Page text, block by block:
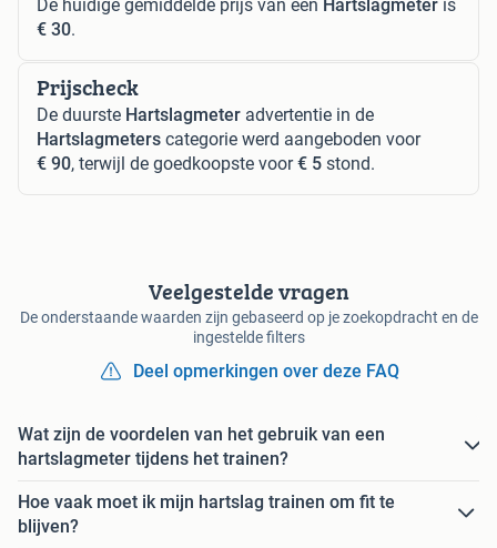
De huidige gemiddelde prijs van een Hartslagmeter is
€ 30.
Prijscheck
De duurste Hartslagmeter advertentie in de
Hartslagmeters categorie werd aangeboden voor
€ 90, terwijl de goedkoopste voor€ 5 stond.
Veelgestelde vragen
De onderstaande waarden zijn gebaseerd op je zoekopdracht en de
ingestelde filters
Deel opmerkingen over deze FAQ
Wat zijn de voordelen van het gebruik van een
hartslagmeter tijdens het trainen?
Hoe vaak moet ik mijn hartslag trainen om fit te
blijven?